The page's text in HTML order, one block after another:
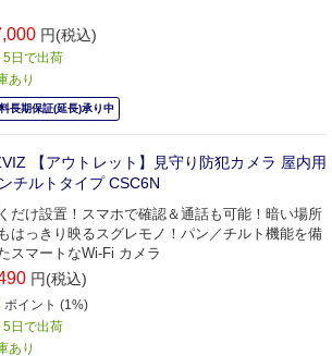
円(税込)
5日で出荷
あり
長期保証(延長)承り中
【アウトレット】見守り防犯カメラ 屋内用
チルトタイプ CSC6N
だけ設置！スマホで確認＆通話も可能！暗い場所
はっきり映るスグレモノ！パン／チルト機能を備
スマートなWi-Fi カメラ
円(税込)
ポイント (1%)
5日で出荷
あり